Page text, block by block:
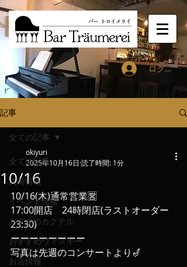
ログイン
記事
全ての記事
入荷情報
イベント情報
おすすめカクテル
おすすめウィスキー
お店情報
全ての記事
10/16
okiyuri
2025年10月16日 読了時間: 1分
10/16(木)通常営業🈺
17:00開店　24時閉店(ラストオーダー
23:30)
ーーーーーーーー
写真は先週のコンサートより🎷